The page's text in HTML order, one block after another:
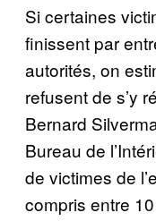
Si certaines
finissent par
autorités, on
refusent de s’y
Bernard
Bureau de
de victimes de
compris entre